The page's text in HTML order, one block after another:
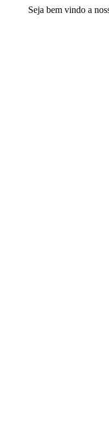
Seja bem vindo a nossa